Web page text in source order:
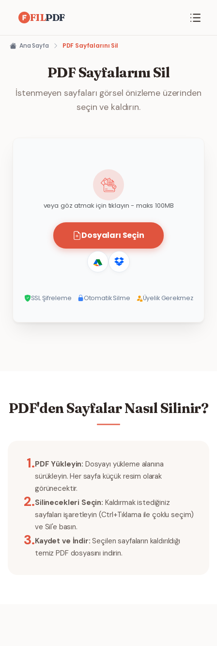
FILPDF
Ana Sayfa PDF Sayfalarını Sil
PDF Sayfalarını Sil
İstenmeyen sayfaları görsel önizleme üzerinden
seçin ve kaldırın.
veya göz atmak için tıklayın - maks 100MB
Dosyaları Seçin
SSL Şifreleme Otomatik Silme Üyelik Gerekmez
PDF'den Sayfalar Nasıl Silinir?
1.PDF Yükleyin: Dosyayı yükleme alanına
sürükleyin. Her sayfa küçük resim olarak
görünecektir.
2.Silinecekleri Seçin: Kaldırmak istediğiniz
sayfaları işaretleyin (Ctrl+Tıklama ile çoklu seçim)
ve Sil'e basın.
3.Kaydet ve İndir: Seçilen sayfaların kaldırıldığı
temiz PDF dosyasını indirin.